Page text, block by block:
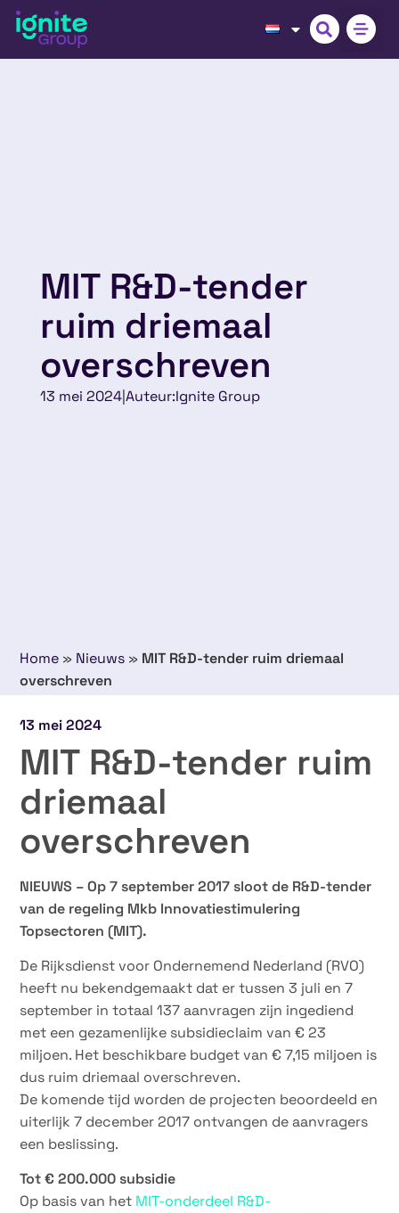
MIT R&D-tender
ruim driemaal
overschreven
13 mei 2024|Auteur:Ignite Group
Home » Nieuws » MIT R&D-tender ruim driemaal
overschreven
13 mei 2024
MIT R&D-tender ruim
driemaal
overschreven
NIEUWS – Op 7 september 2017 sloot de R&D-tender
van de regeling Mkb Innovatiestimulering
Topsectoren (MIT).
De Rijksdienst voor Ondernemend Nederland (RVO)
heeft nu bekendgemaakt dat er tussen 3 juli en 7
september in totaal 137 aanvragen zijn ingediend
met een gezamenlijke subsidieclaim van € 23
miljoen. Het beschikbare budget van € 7,15 miljoen is
dus ruim driemaal overschreven.
De komende tijd worden de projecten beoordeeld en
uiterlijk 7 december 2017 ontvangen de aanvragers
een beslissing.
Tot € 200.000 subsidie
Op basis van het MIT-onderdeel R&D-